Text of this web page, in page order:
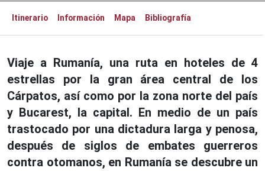
Itinerario Información Mapa Bibliografía
Viaje a Rumanía, una ruta en hoteles de 4
estrellas por la gran área central de los
Cárpatos, así como por la zona norte del país
y Bucarest, la capital. En medio de un país
trastocado por una dictadura larga y penosa,
después de siglos de embates guerreros
contra otomanos, en Rumanía se descubre un